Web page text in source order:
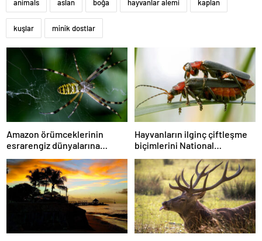
animals aslan boğa hayvanlar alemi kaplan
kuşlar minik dostlar
Amazon örümceklerinin
esrarengiz dünyalarına
gitmeye hazır olun.
Hayvanların ilginç çiftleşme
biçimlerini National
Geographic görüntüledi.